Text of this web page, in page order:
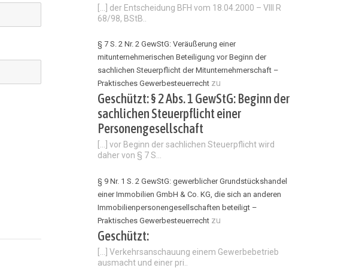
[…] der Entscheidung BFH vom 18.04.2000 – VIII R
68/98, BStB..
§ 7 S. 2 Nr. 2 GewStG: Veräußerung einer
mitunternehmerischen Beteiligung vor Beginn der
sachlichen Steuerpflicht der Mitunternehmerschaft –
Praktisches Gewerbesteuerrecht zu
Geschützt: § 2 Abs. 1 GewStG: Beginn der
sachlichen Steuerpflicht einer
Personengesellschaft
[…] vor Beginn der sachlichen Steuerpflicht wird
daher von § 7 S...
§ 9 Nr. 1 S. 2 GewStG: gewerblicher Grundstückshandel
einer Immobilien GmbH & Co. KG, die sich an anderen
Immobilienpersonengesellschaften beteiligt –
Praktisches Gewerbesteuerrecht zu
Geschützt:
[…] Verkehrsanschauung einem Gewerbebetrieb
ausmacht und einer pri..